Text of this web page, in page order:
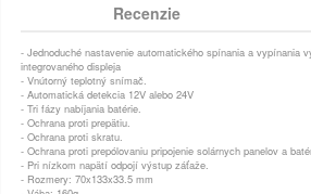
Recenzie
- Jednoduché nastavenie automatického spínania a vypínania
integrovaného displeja
- Vnútorný teplotný snímač.
- Automatická detekcia 12V alebo 24V
- Tri fázy nabíjania batérie.
- Ochrana proti prepätiu.
- Ochrana proti skratu.
- Ochrana proti prepólovaniu pripojenie solárnych panelov a
- Pri nízkom napätí odpojí výstup záťaže.
- Rozmery: 70x133x33.5 mm